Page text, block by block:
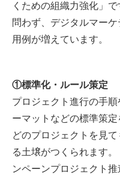
くための組織力強化」で
問わず、デジタルマー
用例が増えています。
①標準化・ルール策定
プロジェクト進行の手
ーマットなどの標準策
どのプロジェクトを見て
る土壌がつくられます。
ンペーンプロジェクト推